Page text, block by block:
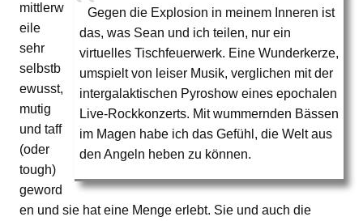
Gegen die Explosion in meinem Inneren ist
das, was Sean und ich teilen, nur ein
virtuelles Tischfeuerwerk. Eine Wunderkerze,
umspielt von leiser Musik, verglichen mit der
intergalaktischen Pyroshow eines epochalen
Live-Rockkonzerts. Mit wummernden Bässen
im Magen habe ich das Gefühl, die Welt aus
den Angeln heben zu können.
mittlerw
eile
sehr
selbstb
ewusst,
mutig
und taff
(oder
tough)
geword
en und sie hat eine Menge erlebt. Sie und auch die